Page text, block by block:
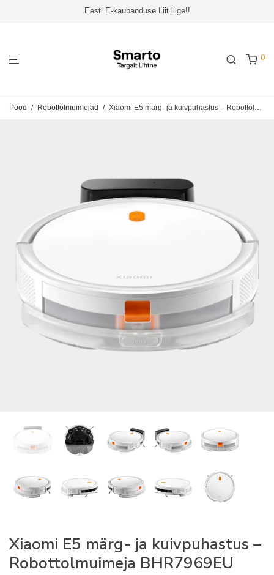
Eesti E-kaubanduse Liit liige!!
0
Pood / Robottolmuimejad / Xiaomi E5 märg- ja kuivpuhastus – Robottolmuimeja BHR7969EU
Xiaomi E5 märg- ja kuivpuhastus –
Robottolmuimeja BHR7969EU